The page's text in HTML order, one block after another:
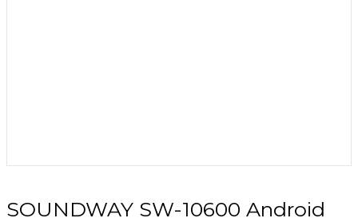
SOUNDWAY SW-10600 Android